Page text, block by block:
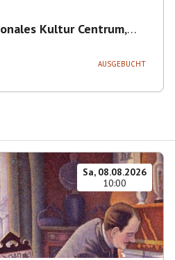
Kultur Centrum,
AUSGEBUCHT
Sa, 08.08.2026
10:00